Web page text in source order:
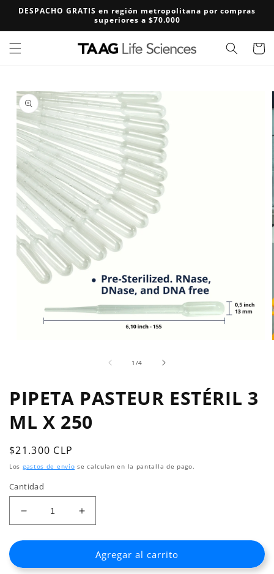
directamente
DESPACHO GRATIS en región metropolitana por compras
superiores a $70.000
Carrito
directamente
a la
información
del producto
una
ventana
1 /de
4
PIPETA PASTEUR ESTÉRIL 3
ML X 250
Precio
habitual
$21.300 CLP
Los gastos de envío se calculan en la pantalla de pago.
Cantidad
Reducir
cantidad
para
PASTEUR
Aumentar
cantidad
para
PIPETA
PASTEUR
Agregar al carrito